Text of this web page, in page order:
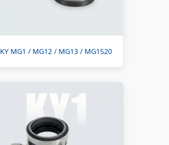
KY MG1 / MG12 / MG13 / MG1S20